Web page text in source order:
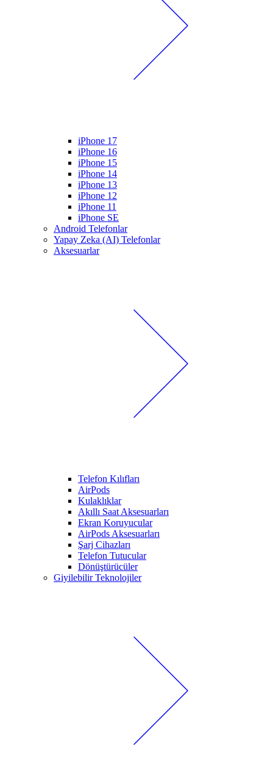
iPhone 17
iPhone 16
iPhone 15
iPhone 14
iPhone 13
iPhone 12
iPhone 11
iPhone SE
Android Telefonlar
Yapay Zeka (AI) Telefonlar
Aksesuarlar
Telefon Kılıfları
AirPods
Kulaklıklar
Akıllı Saat Aksesuarları
Ekran Koruyucular
AirPods Aksesuarları
Şarj Cihazları
Telefon Tutucular
Dönüştürücüler
Giyilebilir Teknolojiler